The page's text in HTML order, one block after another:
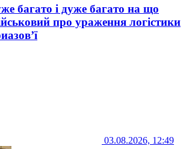
багато і дуже багато на що
про ураження логістики
03.08.2026, 12:49